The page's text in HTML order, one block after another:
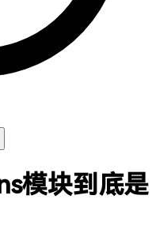
模块到底是